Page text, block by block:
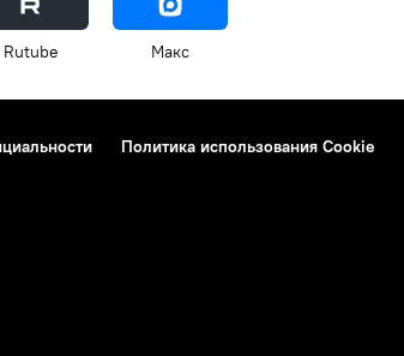
Rutube Макс
Политика использования Cookie